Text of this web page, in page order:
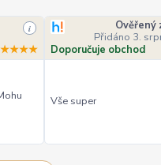
i Ověřený
Přidáno 3.
Doporučuje obchod
Vše super